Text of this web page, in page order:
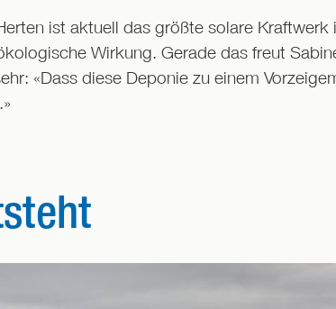
ist aktuell das größte solare Kraftwerk
Wirkung. Gerade das freut
«Dass diese Deponie zu einem